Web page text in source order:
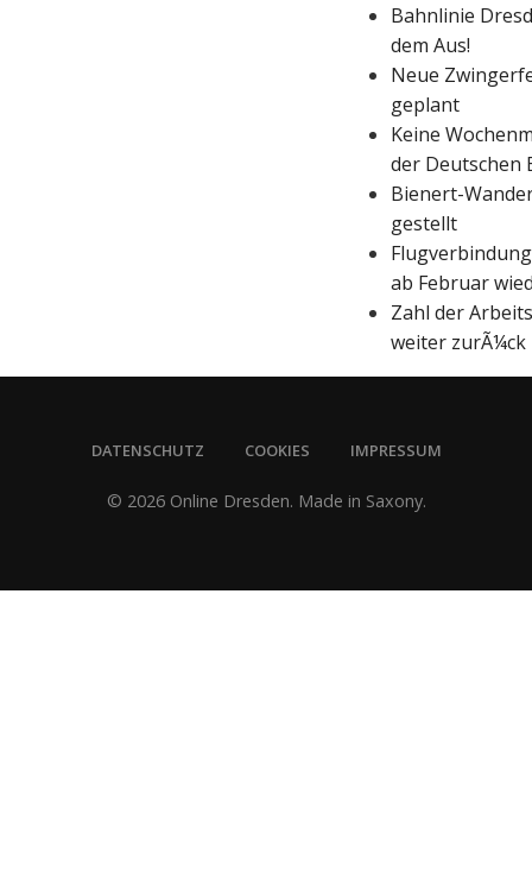
Bahnlinie
dem Aus!
Neue
geplant
Keine
der Deutschen
Bienert-
gestellt
ab Februar
Zahl der
weiter zurÃ¼ck
DATENSCHUTZ COOKIES IMPRESSUM
© 2026 Online Dresden. Made in Saxony.